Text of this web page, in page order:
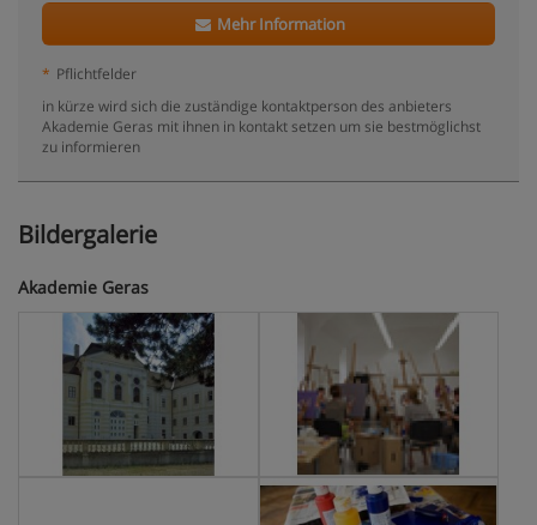
Mehr Information
* Pflichtfelder
in kürze wird sich die zuständige kontaktperson des anbieters
Akademie Geras mit ihnen in kontakt setzen um sie bestmöglichst
zu informieren
Bildergalerie
Akademie Geras